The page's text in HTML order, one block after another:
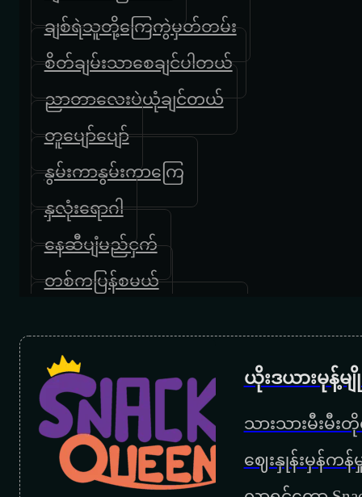
ချစ်ရဲသူတို့ကြေကွဲမှတ်တမ်း
စိတ်ချမ်းသာစေချင်ပါတယ်
ညာတာလေးပဲယုံချင်တယ်
တူပျော်ပျော်
နွမ်းကာနွမ်းကာကြေ
နှလုံးရောဂါ
နေဆီပျံမည်ငှက်
တစ်ကပြန်စမယ်
တူနှစ်ကိုယ်တိုင်းပြည်
နေနိုင်သူလေ
နေဝင်မှာစိုးတယ်
ပထမဆုံးနေ့
ယိုးဒယားမုန့်
သားသားမီးမီး
ဈေးနှုန်းမှန်က